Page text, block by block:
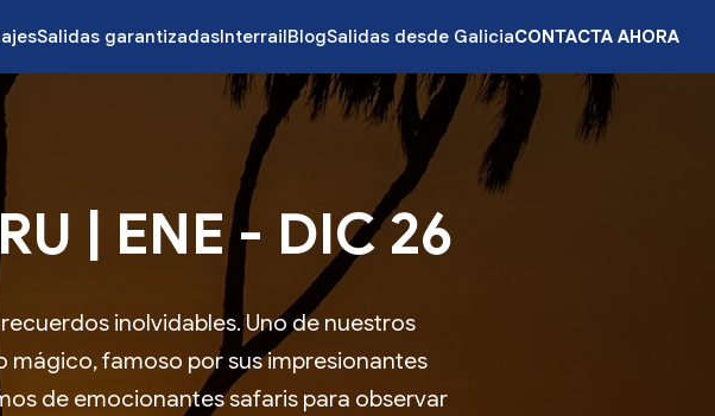
Salidas garantizadasInterrailBlogSalidas desde GaliciaCONTACTA AHORA
| ENE - DIC 26
inolvidables. Uno de nuestros
famoso por sus impresionantes
de emocionantes safaris para observar